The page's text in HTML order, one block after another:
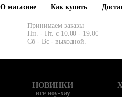
О магазине Как купить
Принимаем заказы
Пн. - Пт. с 10.00 - 19.00
Сб - Вс - выходной.
НОВИНКИ
все ноу-хау